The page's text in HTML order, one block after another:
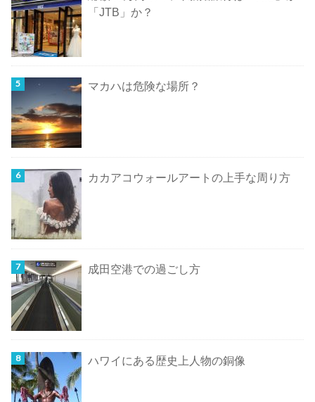
「JTB」か？
マカハは危険な場所？
カカアコウォールアートの上手な周り方
成田空港での過ごし方
ハワイにある歴史上人物の銅像